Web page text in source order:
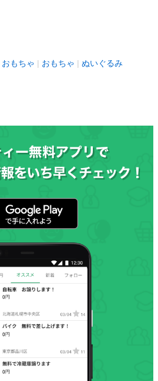
おもちゃ おもちゃ ぬいぐるみ